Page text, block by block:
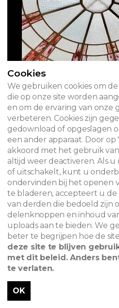
Cookies
We gebruiken cookies om
die op onze site worden
en om de ervaring van onze
verbeteren. Cookies zijn
gedownload of opgeslagen
een ander apparaat. Door
akkoord met het gebruik
altijd weer deactiveren. Als
of uitschakelt, kunt u
ondervinden bij het openen
te bladeren, accepteert u de
van derden die bedoeld zijn
delenknoppen en inhoud
uploads aan te bieden. We
beter te begrijpen hoe de
deze site te blijven
met dit beleid. Anders
te verlaten.
OK